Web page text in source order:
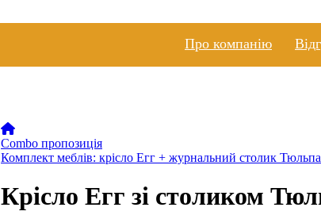
Про компанію
Combo пропозиція
Комплект меблів: крісло Егг + журнальний столик
Крісло Егг зі столиком